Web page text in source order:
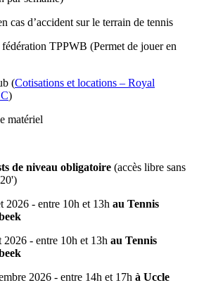
cas d’accident sur le terrain de tennis
TPPWB (Permet de jouer en
(Cotisations et locations – Royal
)
matériel
de niveau obligatoire (accès libre sans
2026 - entre 10h et 13h au Tennis
2026 - entre 10h et 13h au Tennis
2026 - entre 14h et 17h à Uccle